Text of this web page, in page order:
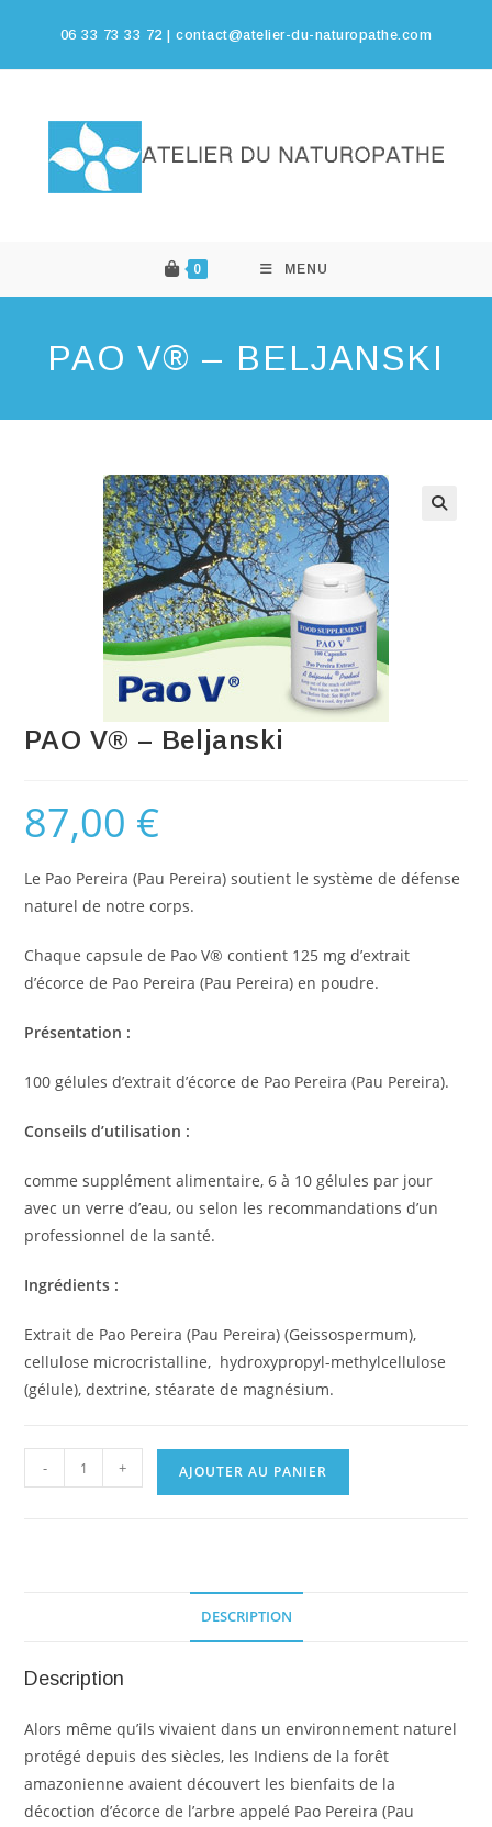
06 33 73 33 72 |contact@atelier-du-naturopathe.com
0 MENU
PAO V® – BELJANSKI
PAO V® – Beljanski
87,00 €
Le Pao Pereira (Pau Pereira) soutient le système de défense
naturel de notre corps.
Chaque capsule de Pao V® contient 125 mg d’extrait
d’écorce de Pao Pereira (Pau Pereira) en poudre.
Présentation :
100 gélules d’extrait d’écorce de Pao Pereira (Pau Pereira).
Conseils d’utilisation :
comme supplément alimentaire, 6 à 10 gélules par jour
avec un verre d’eau, ou selon les recommandations d’un
professionnel de la santé.
Ingrédients :
Extrait de Pao Pereira (Pau Pereira) (Geissospermum),
cellulose microcristalline, hydroxypropyl-methylcellulose
(gélule), dextrine, stéarate de magnésium.
- + AJOUTER AU PANIER
DESCRIPTION
Description
Alors même qu’ils vivaient dans un environnement naturel
protégé depuis des siècles, les Indiens de la forêt
amazonienne avaient découvert les bienfaits de la
décoction d’écorce de l’arbre appelé Pao Pereira (Pau